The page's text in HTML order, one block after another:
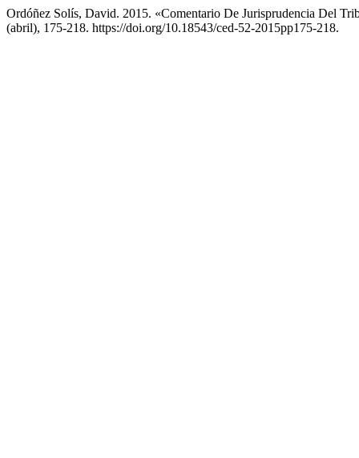
Ordóñez Solís, David. 2015. «Comentario De Jurisprudencia Del
(abril), 175-218. https://doi.org/10.18543/ced-52-2015pp175-218.